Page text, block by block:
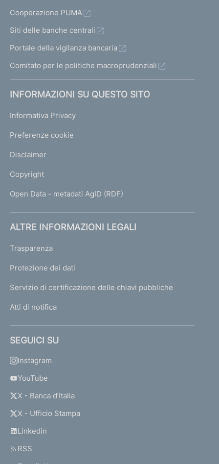
Cooperazione PUMA
Siti delle banche centrali
Portale della vigilanza bancaria
Comitato per le politiche macroprudenziali
INFORMAZIONI SU QUESTO SITO
Informativa Privacy
Preferenze cookie
Disclaimer
Copyright
Open Data - metadati AgID (RDF)
ALTRE INFORMAZIONI LEGALI
Trasparenza
Protezione dei dati
Servizio di certificazione delle chiavi pubbliche
Atti di notifica
SEGUICI SU
Instagram
YouTube
X - Banca d’Italia
X - Ufficio Stampa
Linkedin
RSS